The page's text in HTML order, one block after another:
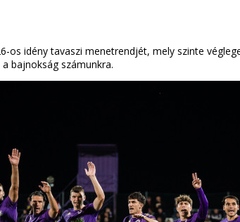
idény tavaszi menetrendjét, mely szinte
bajnokság számunkra.